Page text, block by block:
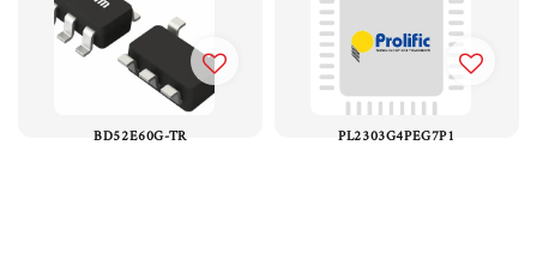
BD52E60G-TR PL2303G4PEG7P1